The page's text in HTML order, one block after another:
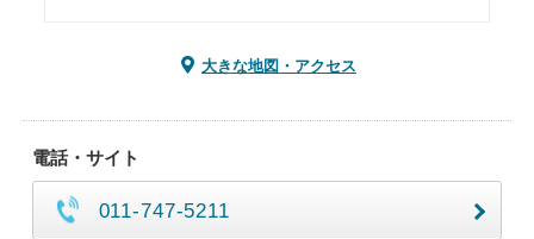
大きな地図・アクセス
電話・サイト
011-747-5211